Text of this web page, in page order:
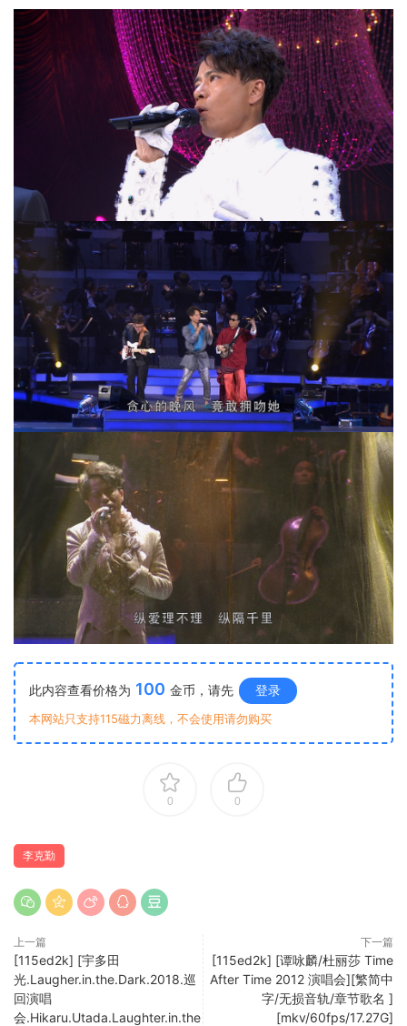
此内容查看价格为 100 金币，请先 登录
本网站只支持115磁力离线，不会使用请勿购买
0 0
李克勤
上一篇
[115ed2k] [宇多田
光.Laugher.in.the.Dark.2018.巡
回演唱
会.Hikaru.Utada.Laughter.in.the
下一篇
[115ed2k] [谭咏麟/杜丽莎 Time
After Time 2012 演唱会][繁简中
字/无损音轨/章节歌名 ]
[mkv/60fps/17.27G]